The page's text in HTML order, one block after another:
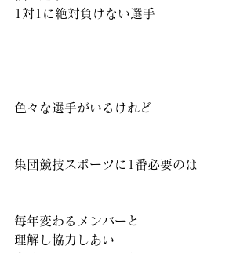
1対1に絶対負けない選手
色々な選手がいるけれど
集団競技スポーツに1番必要のは
毎年変わるメンバーと
理解し協力しあい